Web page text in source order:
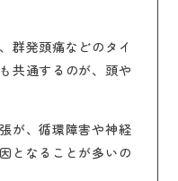
群発頭痛などのタイ
共通するのが、頭や
が、循環障害や神経
となることが多いの